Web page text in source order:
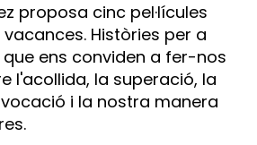
proposa cinc pel·lícules
Històries per a
ens conviden a fer-nos
l'acollida, la superació, la
i la nostra manera